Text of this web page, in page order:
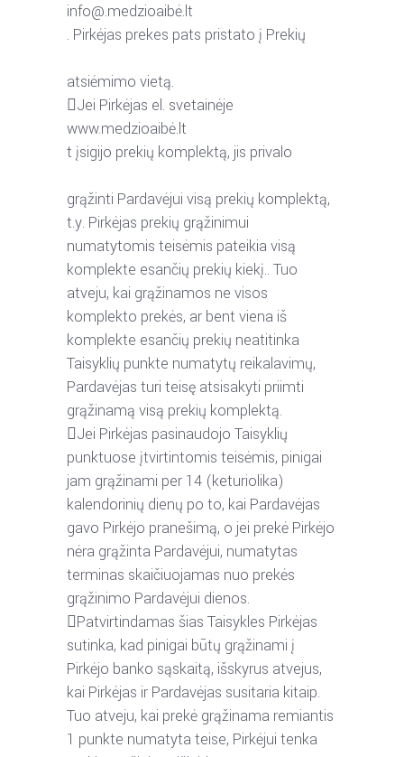
info@.medzioaibė.lt
. Pirkėjas prekes pats pristato į Prekių
atsiėmimo vietą.
Jei Pirkėjas el. svetainėje
www.medzioaibė.lt
t įsigijo prekių komplektą, jis privalo
grąžinti Pardavėjui visą prekių komplektą,
t.y. Pirkėjas prekių grąžinimui
numatytomis teisėmis pateikia visą
komplekte esančių prekių kiekį.. Tuo
atveju, kai grąžinamos ne visos
komplekto prekės, ar bent viena iš
komplekte esančių prekių neatitinka
Taisyklių punkte numatytų reikalavimų,
Pardavėjas turi teisę atsisakyti priimti
grąžinamą visą prekių komplektą.
Jei Pirkėjas pasinaudojo Taisyklių
punktuose įtvirtintomis teisėmis, pinigai
jam grąžinami per 14 (keturiolika)
kalendorinių dienų po to, kai Pardavėjas
gavo Pirkėjo pranešimą, o jei prekė Pirkėjo
nėra grąžinta Pardavėjui, numatytas
terminas skaičiuojamas nuo prekės
grąžinimo Pardavėjui dienos.
Patvirtindamas šias Taisykles Pirkėjas
sutinka, kad pinigai būtų grąžinami į
Pirkėjo banko sąskaitą, išskyrus atvejus,
kai Pirkėjas ir Pardavėjas susitaria kitaip.
Tuo atveju, kai prekė grąžinama remiantis
1 punkte numatyta teise, Pirkėjui tenka